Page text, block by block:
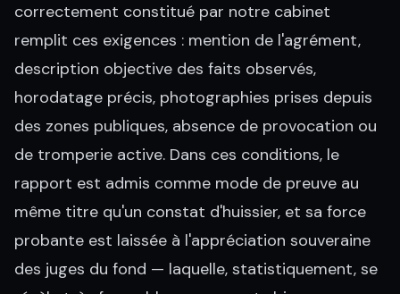
correctement constitué par notre cabinet
remplit ces exigences : mention de l'agrément,
description objective des faits observés,
horodatage précis, photographies prises depuis
des zones publiques, absence de provocation ou
de tromperie active. Dans ces conditions, le
rapport est admis comme mode de preuve au
même titre qu'un constat d'huissier, et sa force
probante est laissée à l'appréciation souveraine
des juges du fond — laquelle, statistiquement, se